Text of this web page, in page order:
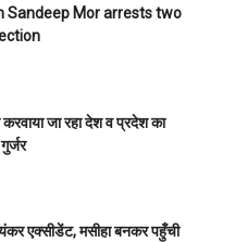
Sandeep Mor arrests two
करवाया जा रहा देश व प्रदेश का
एक्सीडेंट, मसीहा बनकर पहुँची